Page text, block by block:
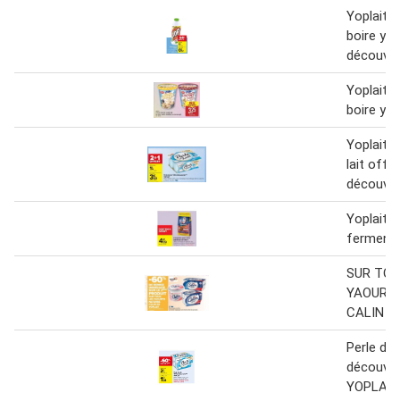
Yoplait -
boire
Yoplait -
boire yop
Yoplait -
lait offre
Yoplait -
SUR
CALIN
Perle
YOPLAIT